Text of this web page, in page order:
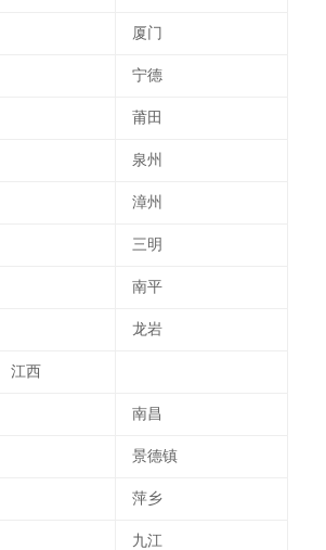
厦门
宁德
莆田
泉州
漳州
三明
南平
龙岩
江西
南昌
景德镇
萍乡
九江